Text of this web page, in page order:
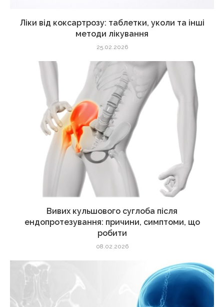
Ліки від коксартрозу: таблетки, уколи та інші
методи лікування
25.02.2026
Вивих кульшового суглоба після
ендопротезування: причини, симптоми, що
робити
08.02.2026